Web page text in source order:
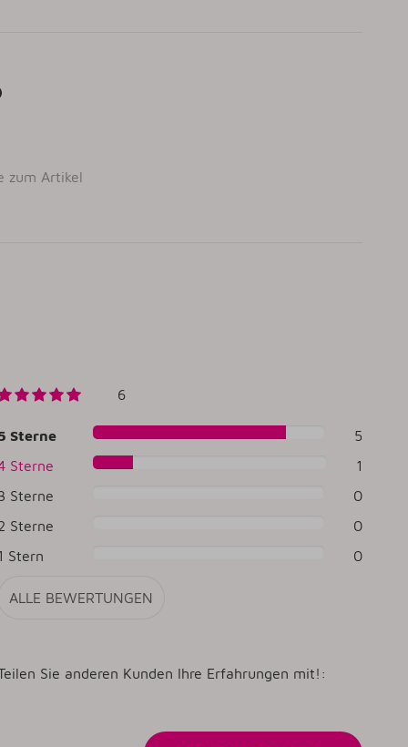
zum Artikel
6
Sterne
5
Sterne
1
Sterne
0
Sterne
0
Stern
0
ALLE BEWERTUNGEN
Sie anderen Kunden Ihre Erfahrungen mit!: